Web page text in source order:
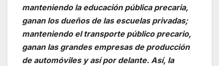
manteniendo la educación pública precaria,
ganan los dueños de las escuelas privadas;
manteniendo el transporte público precario,
ganan las grandes empresas de producción
de automóviles y así por delante. Así, la